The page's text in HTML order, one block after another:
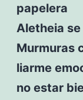
papelera
Aletheia
Murmuras
liarme
no estar